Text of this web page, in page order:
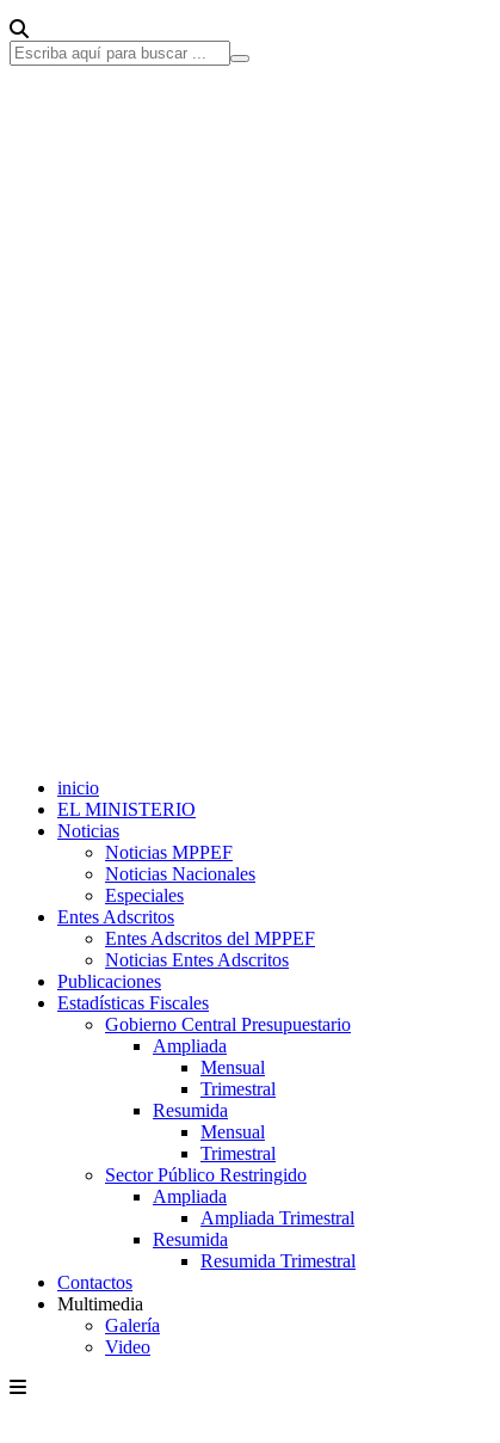
inicio
EL MINISTERIO
Noticias
Noticias MPPEF
Noticias Nacionales
Especiales
Entes Adscritos
Entes Adscritos del MPPEF
Noticias Entes Adscritos
Publicaciones
Estadísticas Fiscales
Gobierno Central Presupuestario
Ampliada
Mensual
Trimestral
Resumida
Mensual
Trimestral
Sector Público Restringido
Ampliada
Ampliada Trimestral
Resumida
Resumida Trimestral
Contactos
Multimedia
Galería
Video